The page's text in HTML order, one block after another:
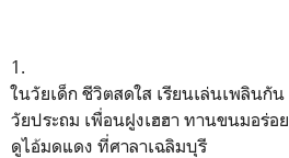
1.
ในวัยเด็ก ชีวิตสดใส เรียนเล่นเพลินกัน
วัยประถม เพื่อนฝูงเฮฮา ทานขนมอร่อย
ดูไอ้มดแดง ที่ศาลาเฉลิมบุรี